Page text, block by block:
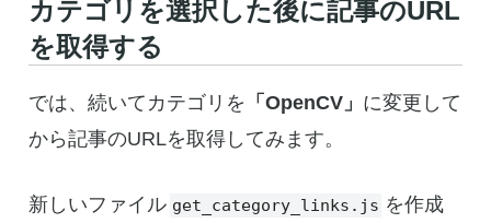
カテゴリを選択した後に記事のURL
を取得する
では、続いてカテゴリを 「OpenCV」 に変更して
から記事のURLを取得してみます。
新しいファイル get_category_links.js を作成